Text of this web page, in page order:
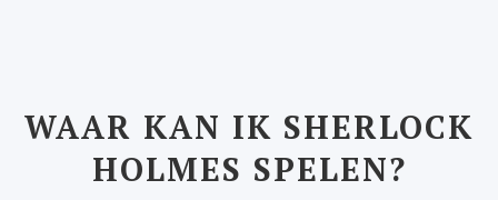
WAAR KAN IK SHERLOCK
HOLMES SPELEN?